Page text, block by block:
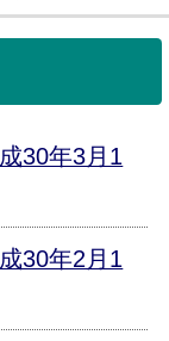
30年3月1
30年2月1